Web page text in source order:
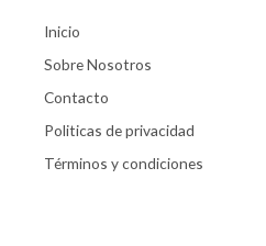
Inicio
Sobre Nosotros
Contacto
Politicas de privacidad
Términos y condiciones